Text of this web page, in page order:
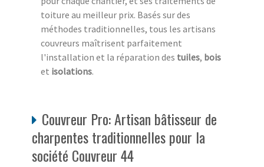
toiture au meilleur prix. Basés sur des
méthodes traditionnelles, tous les artisans
couvreurs maîtrisent parfaitement
l'installation et la réparation des tuiles, bois
et isolations.
Couvreur Pro: Artisan bâtisseur de
charpentes traditionnelles pour la
société Couvreur 44